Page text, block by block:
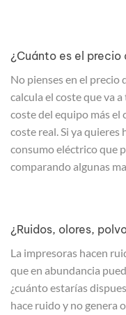
¿Cuánto es el
No pienses en el precio
calcula el coste que va
coste del equipo más el
coste real. Si ya
consumo eléctrico que
comparando algunas
¿Ruidos, olores,
La impresoras hacen
que en abundancia
¿cuánto estarías
hace ruido y no genera